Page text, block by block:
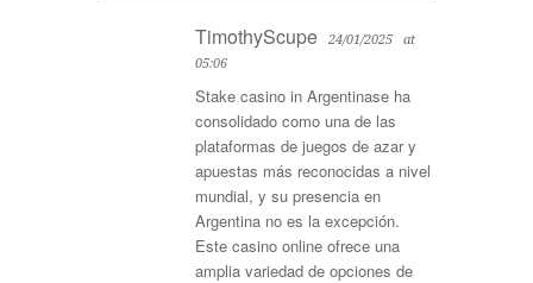
TimothyScupe 24/01/2025
at
05:06
Stake casino in Argentinase ha
consolidado como una de las
plataformas de juegos de azar y
apuestas más reconocidas a nivel
mundial, y su presencia en
Argentina no es la excepción.
Este casino online ofrece una
amplia variedad de opciones de